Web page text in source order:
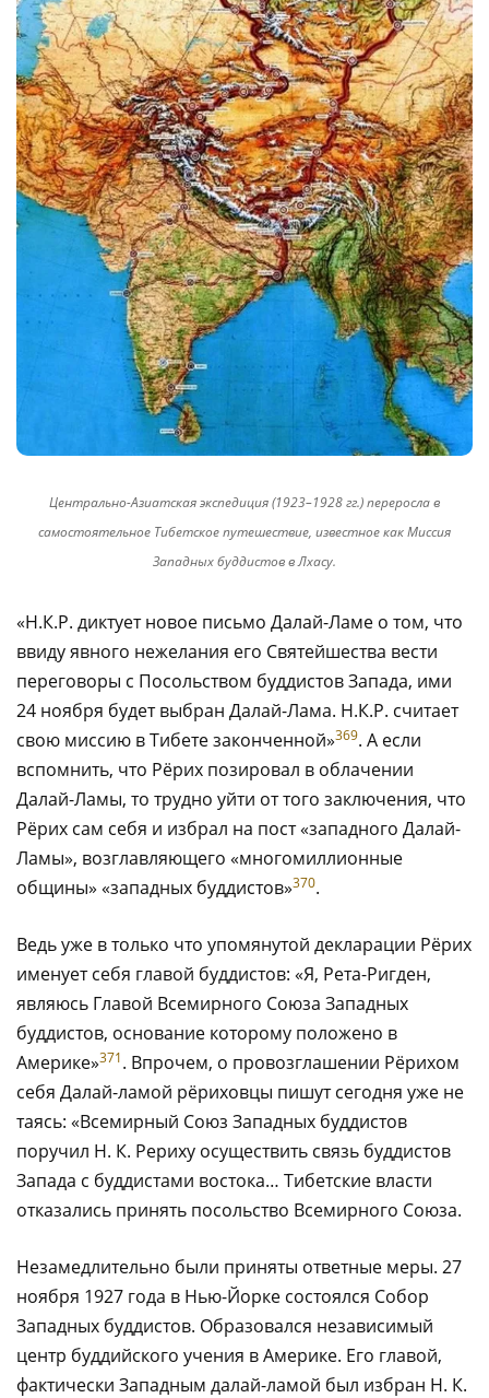
Центрально-Азиатская экспедиция (1923–1928 гг.) переросла в
самостоятельное Тибетское путешествие, известное как Миссия
Западных буддистов в Лхасу.
«Н.К.Р. диктует новое письмо Далай-Ламе о том, что
ввиду явного нежелания его Святейшества вести
переговоры с Посольством буддистов Запада, ими
24 ноября будет выбран Далай-Лама. Н.К.Р. считает
свою миссию в Тибете законченной»369. А если
вспомнить, что Рёрих позировал в облачении
Далай-Ламы, то трудно уйти от того заключения, что
Рёрих сам себя и избрал на пост «западного Далай-
Ламы», возглавляющего «многомиллионные
общины» «западных буддистов»370.
Ведь уже в только что упомянутой декларации Рёрих
именует себя главой буддистов: «Я, Рета-Ригден,
являюсь Главой Всемирного Союза Западных
буддистов, основание которому положено в
Америке»371. Впрочем, о провозглашении Рёрихом
себя Далай-ламой рёриховцы пишут сегодня уже не
таясь: «Всемирный Союз Западных буддистов
поручил Н. К. Рериху осуществить связь буддистов
Запада с буддистами востока… Тибетские власти
отказались принять посольство Всемирного Союза.
Незамедлительно были приняты ответные меры. 27
ноября 1927 года в Нью-Йорке состоялся Собор
Западных буддистов. Образовался независимый
центр буддийского учения в Америке. Его главой,
фактически Западным далай-ламой был избран Н. К.